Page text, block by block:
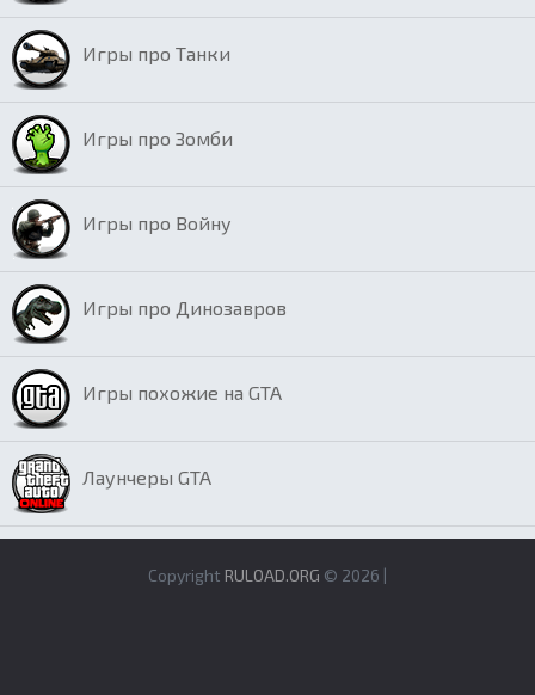
Игры про Танки
Игры про Зомби
Игры про Войну
Игры про Динозавров
Игры похожие на GTA
Лаунчеры GTA
Copyright RULOAD.ORG © 2026 |